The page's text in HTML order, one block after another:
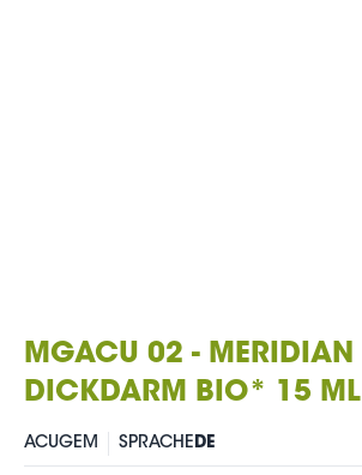
MGACU 02 - MERIDIAN
DICKDARM BIO* 15 ML
ACUGEM SPRACHEDE